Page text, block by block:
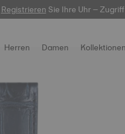
hier
RegistrierenSie Ihre Uhr –
Herren Damen Kollektionen